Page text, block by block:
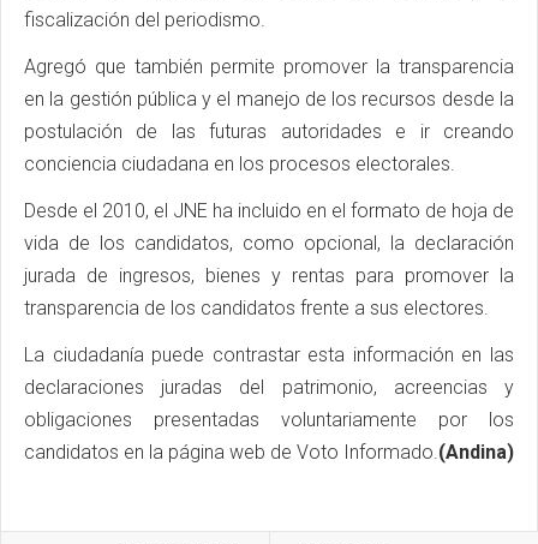
fiscalización del periodismo.
Agregó que también permite promover la transparencia
en la gestión pública y el manejo de los recursos desde la
postulación de las futuras autoridades e ir creando
conciencia ciudadana en los procesos electorales.
Desde el 2010, el JNE ha incluido en el formato de hoja de
vida de los candidatos, como opcional, la declaración
jurada de ingresos, bienes y rentas para promover la
transparencia de los candidatos frente a sus electores.
La ciudadanía puede contrastar esta información en las
declaraciones juradas del patrimonio, acreencias y
obligaciones presentadas voluntariamente por los
candidatos en la página web de Voto Informado.(Andina)